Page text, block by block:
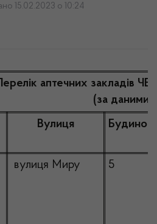
15.02.2023 о 10:24
аптечних закладів
(за даними
Вулиця Будинок
вулиця Миру 5